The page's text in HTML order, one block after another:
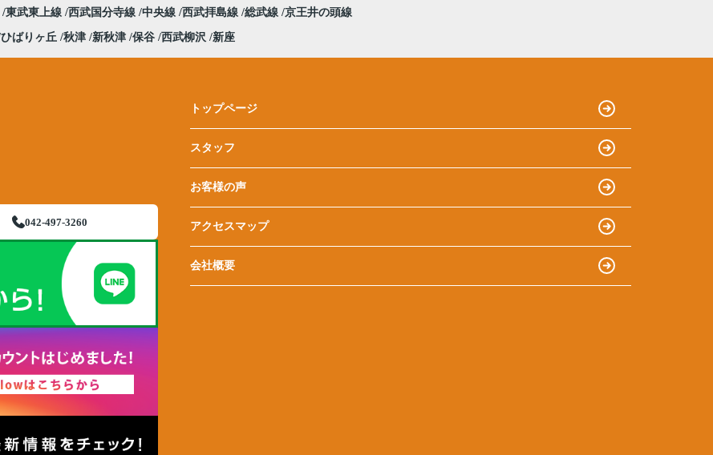
東武東上線 西武国分寺線 中央線 西武拝島線 総武線 京王井の頭線
ひばりヶ丘 秋津 新秋津 保谷 西武柳沢 新座
042-497-3260
トップページ
スタッフ
お客様の声
アクセスマップ
会社概要